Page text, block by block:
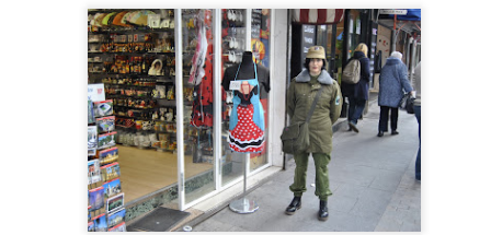
etapa. El posbolonio en la bolsa ya es historia.
Foto de Mónica Aranegui
estaba cenando con mi amiga Mónica, bueno realmente ya
a sentirme muy revuelta, y salí a tomar aire, lo que recuerdo
los oídos y pensé que me iba a desmayar, recuerdo después